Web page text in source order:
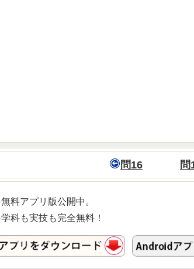
問16 問
料アプリ版公開中。
科も実技も完全無料！